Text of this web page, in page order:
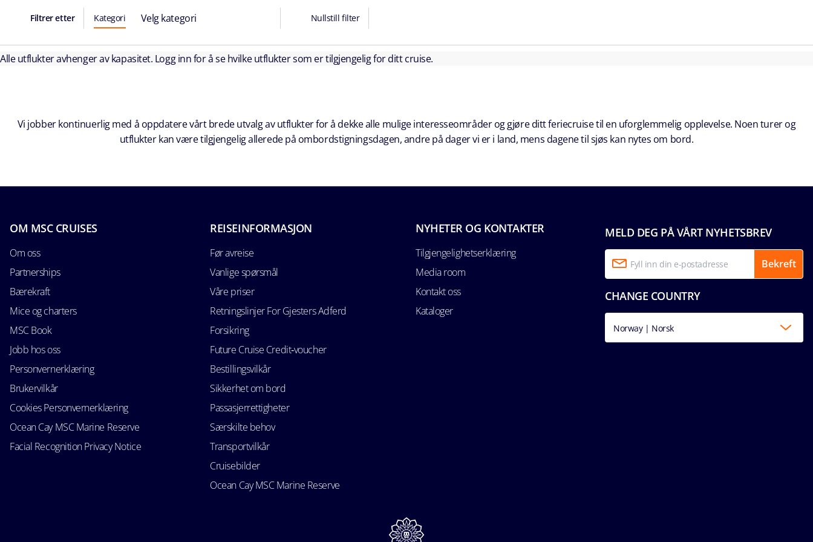
Filtrer etter Kategori Velg kategori Nullstill filter
Alle utflukter avhenger av kapasitet. Logg inn for å se hvilke utflukter som er tilgjengelig for ditt cruise.
Vi jobber kontinuerlig med å oppdatere vårt brede utvalg av utflukter for å dekke alle mulige interesseområder og gjøre ditt feriecruise til en uforglemmelig opplevelse. Noen turer og
utflukter kan være tilgjengelig allerede på ombordstigningsdagen, andre på dager vi er i land, mens dagene til sjøs kan nytes om bord.
MELD DEG PÅ VÅRT NYHETSBREV
Bekreft
CHANGE COUNTRY
Norway | Norsk
OM MSC CRUISES
Om oss
Partnerships
Bærekraft
Mice og charters
MSC Book
Jobb hos oss
Personvernerklæring
Brukervilkår
Cookies Personvernerklæring
Ocean Cay MSC Marine Reserve
Facial Recognition Privacy Notice
REISEINFORMASJON
Før avreise
Vanlige spørsmål
Våre priser
Retningslinjer For Gjesters Adferd
Forsikring
Future Cruise Credit‑voucher
Bestillingsvilkår
Sikkerhet om bord
Passasjerrettigheter
Særskilte behov
Transportvilkår
Cruisebilder
Ocean Cay MSC Marine Reserve
NYHETER OG KONTAKTER
Tilgjengelighetserklæring
Media room
Kontakt oss
Kataloger